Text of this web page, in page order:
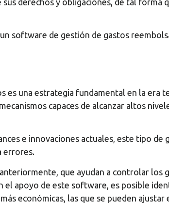
derechos y obligaciones, de tal forma
software de gestión de gastos
es una estrategia fundamental en la era
capaces de alcanzar altos
e innovaciones actuales, este tipo de
errores.
que ayudan a controlar los
el apoyo de este software, es posible
económicas, las que se pueden ajustar